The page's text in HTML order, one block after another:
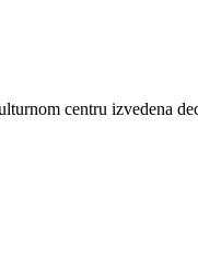
centru izvedena